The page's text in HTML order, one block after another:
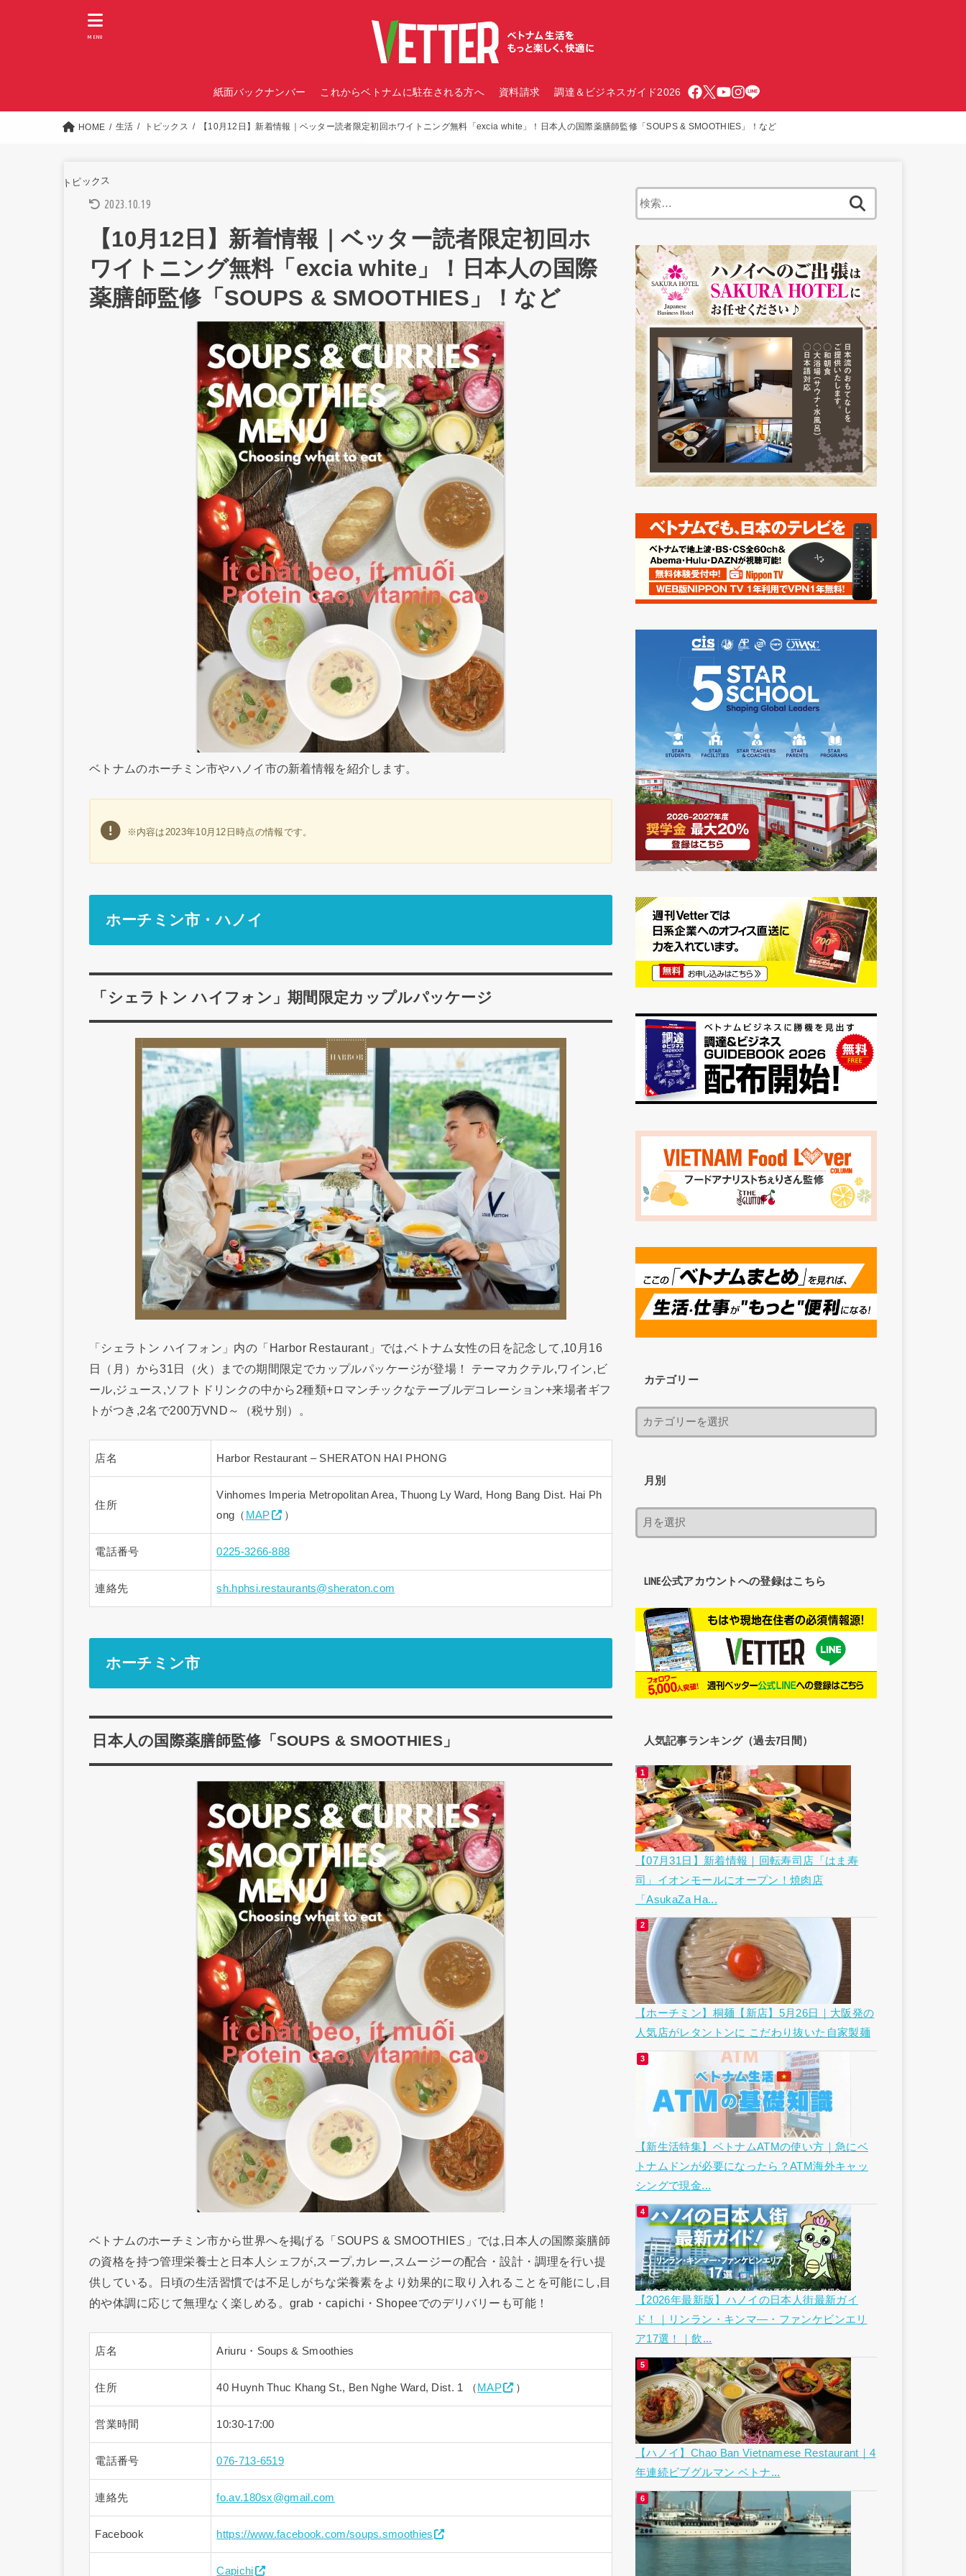
紙面バックナンバー これからベトナムに駐在される方へ 資料請求 調達＆ビジネスガイド2026
MENU
HOME 生活 トピックス 【10月12日】新着情報｜ベッター読者限定初回ホワイトニング無料「excia white」！日本人の国際薬膳師監修「SOUPS & SMOOTHIES」！など
トピックス
2023.10.19
【10月12日】新着情報｜ベッター読者限定初回ホ
ワイトニング無料「excia white」！日本人の国際
薬膳師監修「SOUPS & SMOOTHIES」！など
ベトナムのホーチミン市やハノイ市の新着情報を紹介します。
※内容は2023年10月12日時点の情報です。
ホーチミン市・ハノイ
「シェラトン ハイフォン」期間限定カップルパッケージ
「シェラトン ハイフォン」内の「Harbor Restaurant」では,ベトナム女性の日を記念して,10月16
日（月）から31日（火）までの期間限定でカップルパッケージが登場！ テーマカクテル,ワイン,ビ
ール,ジュース,ソフトドリンクの中から2種類+ロマンチックなテーブルデコレーション+来場者ギフ
トがつき,2名で200万VND～（税サ別）。
店名 Harbor Restaurant – SHERATON HAI PHONG
住所
Vinhomes Imperia Metropolitan Area, Thuong Ly Ward, Hong Bang Dist. Hai Ph
ong（ MAP ）
電話番号 0225-3266-888
連絡先 sh.hphsi.restaurants@sheraton.com
ホーチミン市
日本人の国際薬膳師監修「SOUPS & SMOOTHIES」
ベトナムのホーチミン市から世界へを掲げる「SOUPS & SMOOTHIES」では,日本人の国際薬膳師
の資格を持つ管理栄養士と日本人シェフが,スープ,カレー,スムージーの配合・設計・調理を行い提
供している。日頃の生活習慣では不足しがちな栄養素をより効果的に取り入れることを可能にし,目
的や体調に応じて無理なく楽しめる。grab・capichi・Shopeeでのデリバリーも可能！
店名 Ariuru・Soups & Smoothies
住所 40 Huynh Thuc Khang St., Ben Nghe Ward, Dist. 1 （ MAP ）
営業時間 10:30-17:00
電話番号 076-713-6519
連絡先 fo.av.180sx@gmail.com
Facebook https://www.facebook.com/soups.smoothies
Capichi
カテゴリー
月別
LINE公式アカウントへの登録はこちら
人気記事ランキング（過去7日間）
【07月31日】新着情報｜回転寿司店「はま寿
司」イオンモールにオープン！焼肉店
「AsukaZa Ha...
【ホーチミン】桐麺【新店】5月26日｜大阪発の
人気店がレタントンに こだわり抜いた自家製麺
【新生活特集】ベトナムATMの使い方｜急にベ
トナムドンが必要になったら？ATM海外キャッ
シングで現金...
【2026年最新版】ハノイの日本人街最新ガイ
ド！｜リンラン・キンマ―・ファンケビンエリ
ア17選！｜飲...
【ハノイ】Chao Ban Vietnamese Restaurant｜4
年連続ビブグルマン ベトナ...